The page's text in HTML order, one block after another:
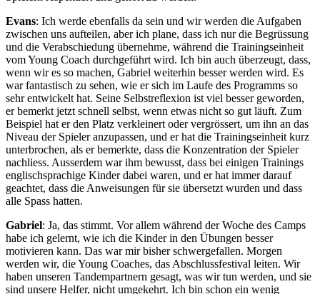
Evans: Ich werde ebenfalls da sein und wir werden die Aufgaben
zwischen uns aufteilen, aber ich plane, dass ich nur die Begrüssung
und die Verabschiedung übernehme, während die Trainingseinheit
vom Young Coach durchgeführt wird. Ich bin auch überzeugt, dass,
wenn wir es so machen, Gabriel weiterhin besser werden wird. Es
war fantastisch zu sehen, wie er sich im Laufe des Programms so
sehr entwickelt hat. Seine Selbstreflexion ist viel besser geworden,
er bemerkt jetzt schnell selbst, wenn etwas nicht so gut läuft. Zum
Beispiel hat er den Platz verkleinert oder vergrössert, um ihn an das
Niveau der Spieler anzupassen, und er hat die Trainingseinheit kurz
unterbrochen, als er bemerkte, dass die Konzentration der Spieler
nachliess. Ausserdem war ihm bewusst, dass bei einigen Trainings
englischsprachige Kinder dabei waren, und er hat immer darauf
geachtet, dass die Anweisungen für sie übersetzt wurden und dass
alle Spass hatten.
Gabriel: Ja, das stimmt. Vor allem während der Woche des Camps
habe ich gelernt, wie ich die Kinder in den Übungen besser
motivieren kann. Das war mir bisher schwergefallen. Morgen
werden wir, die Young Coaches, das Abschlussfestival leiten. Wir
haben unseren Tandempartnern gesagt, was wir tun werden, und sie
sind unsere Helfer, nicht umgekehrt. Ich bin schon ein wenig